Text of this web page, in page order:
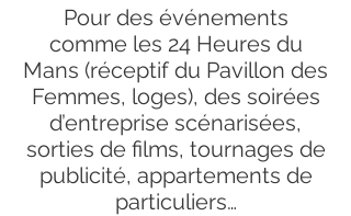
Pour des événements
comme les 24 Heures du
Mans (réceptif du Pavillon des
Femmes, loges), des soirées
d’entreprise scénarisées,
sorties de films, tournages de
publicité, appartements de
particuliers…